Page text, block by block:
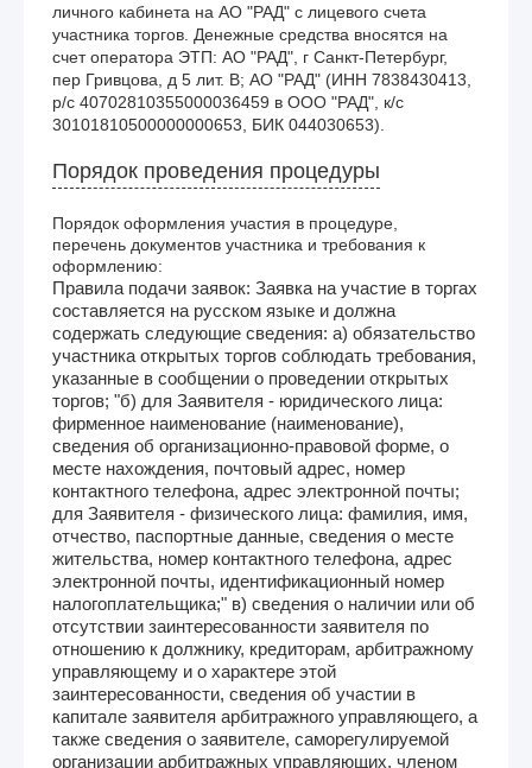
личного кабинета на АО "РАД" с лицевого счета
участника торгов. Денежные средства вносятся на
счет оператора ЭТП: АО "РАД", г Санкт-Петербург,
пер Гривцова, д 5 лит. В; АО "РАД" (ИНН 7838430413,
р/с 40702810355000036459 в ООО "РАД", к/с
30101810500000000653, БИК 044030653).
Порядок проведения процедуры
Порядок оформления участия в процедуре,
перечень документов участника и требования к
оформлению:
Правила подачи заявок: Заявка на участие в торгах
составляется на русском языке и должна
содержать следующие сведения: а) обязательство
участника открытых торгов соблюдать требования,
указанные в сообщении о проведении открытых
торгов; "б) для Заявителя - юридического лица:
фирменное наименование (наименование),
сведения об организационно-правовой форме, о
месте нахождения, почтовый адрес, номер
контактного телефона, адрес электронной почты;
для Заявителя - физического лица: фамилия, имя,
отчество, паспортные данные, сведения о месте
жительства, номер контактного телефона, адрес
электронной почты, идентификационный номер
налогоплательщика;" в) сведения о наличии или об
отсутствии заинтересованности заявителя по
отношению к должнику, кредиторам, арбитражному
управляющему и о характере этой
заинтересованности, сведения об участии в
капитале заявителя арбитражного управляющего, а
также сведения о заявителе, саморегулируемой
организации арбитражных управляющих, членом